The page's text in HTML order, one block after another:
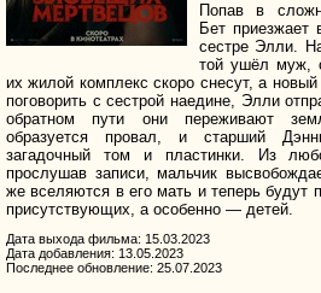
Попав в
Бет
сестре Элли.
той ушёл муж,
их жилой комплекс скоро снесут, а
поговорить с сестрой наедине, Элли
обратном пути они переживают
образуется провал, и старший
загадочный том и пластинки. Из
прослушав записи, мальчик
же вселяются в его мать и теперь будут
присутствующих, а особенно — детей.
Дата выхода фильма: 15.03.2023
Дата добавления: 13.05.2023
Последнее обновление: 25.07.2023